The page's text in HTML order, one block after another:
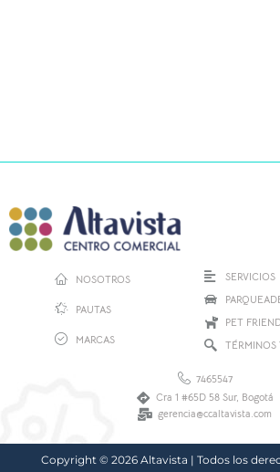
NOSOTROS
PAUTAS
MARCAS
SERVICIOS
PET
TÉRMINOS
7465547
Cra 1 #65D 58 Sur, Bogotá
gerencia@ccaltavista.com
Copyright © 2026 Altavista | Todos los